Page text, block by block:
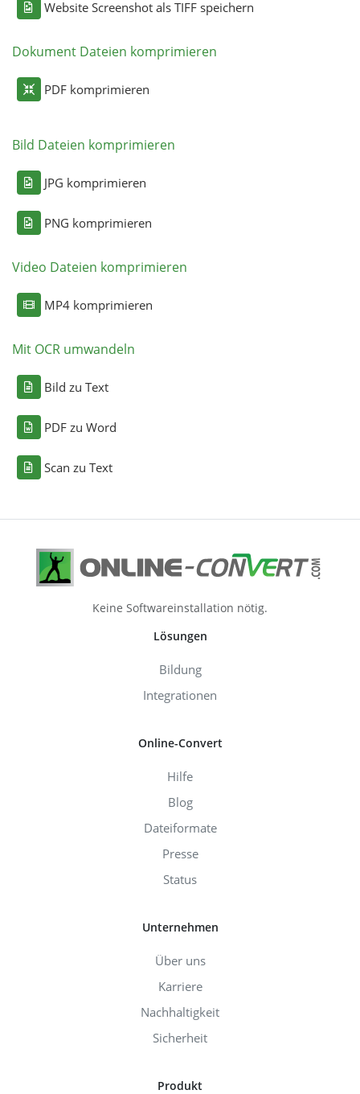
Website Screenshot als TIFF speichern
Dokument Dateien komprimieren
PDF komprimieren
Bild Dateien komprimieren
JPG komprimieren
PNG komprimieren
Video Dateien komprimieren
MP4 komprimieren
Mit OCR umwandeln
Bild zu Text
PDF zu Word
Scan zu Text
Keine Softwareinstallation nötig.
Lösungen
Bildung
Integrationen
Online-Convert
Hilfe
Blog
Dateiformate
Presse
Status
Unternehmen
Über uns
Karriere
Nachhaltigkeit
Sicherheit
Produkt